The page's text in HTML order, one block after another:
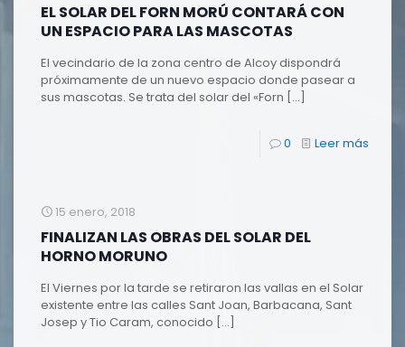
EL SOLAR DEL FORN MORÚ CONTARÁ CON
UN ESPACIO PARA LAS MASCOTAS
El vecindario de la zona centro de Alcoy dispondrá
próximamente de un nuevo espacio donde pasear a
sus mascotas. Se trata del solar del «Forn […]
0 Leer más
15 enero, 2018
FINALIZAN LAS OBRAS DEL SOLAR DEL
HORNO MORUNO
El Viernes por la tarde se retiraron las vallas en el Solar
existente entre las calles Sant Joan, Barbacana, Sant
Josep y Tio Caram, conocido […]